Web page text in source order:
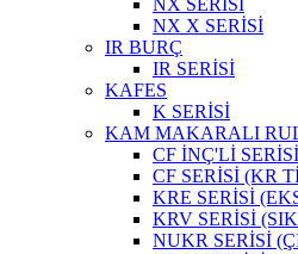
NX SERİSİ
NX X SERİSİ
IR BURÇ
IR SERİSİ
KAFES
K SERİSİ
KAM MAKARALI
CF İNÇ'Lİ
CF SERİSİ (KR
KRE SERİSİ
KRV SERİSİ
NUKR SERİSİ